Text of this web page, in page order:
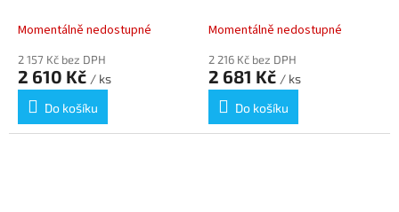
Momentálně nedostupné
2 157 Kč bez DPH
2 610 Kč / ks
Do košíku
odnímatelný, 16:10,
Momentálně nedostupné
2 216 Kč bez DPH
2 681 Kč / ks
Do košíku